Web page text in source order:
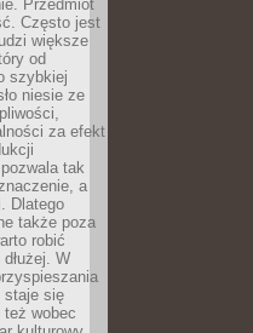
Przedmiot
Często jest
większe
od
szybkiej
niesie ze
za efekt
tak
a
Dlatego
także poza
robić
W
staje się
wobec